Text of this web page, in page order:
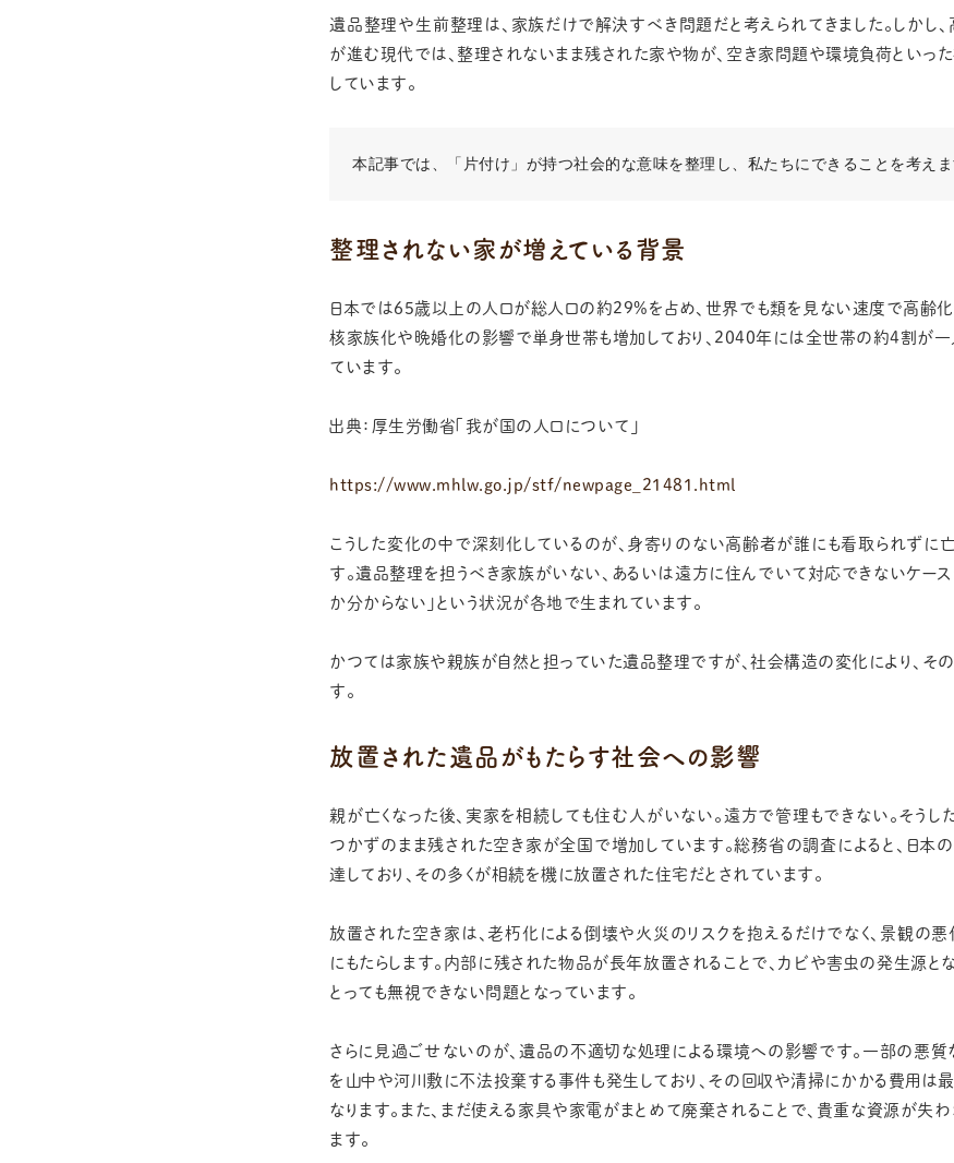
遺品整理や生前整理は、家族だけで解決すべき問題だと考えられてきました。しかし
が進む現代では、整理されないまま残された家や物が、空き家問題や環境負荷といっ
しています。
本記事では、「片付け」が持つ社会的な意味を整理し、私たちにできることを考えま
整理されない家が増えている背景
日本では65歳以上の人口が総人口の約29%を占め、世界でも類を見ない速度で高齢化
核家族化や晩婚化の影響で単身世帯も増加しており、2040年には全世帯の約4割が一
ています。
出典：厚生労働省「我が国の人口について」
https://www.mhlw.go.jp/stf/newpage_21481.html
こうした変化の中で深刻化しているのが、身寄りのない高齢者が誰にも看取られずに亡
す。遺品整理を担うべき家族がいない、あるいは遠方に住んでいて対応できないケース
か分からない」という状況が各地で生まれています。
かつては家族や親族が自然と担っていた遺品整理ですが、社会構造の変化により、そ
す。
放置された遺品がもたらす社会への影響
親が亡くなった後、実家を相続しても住む人がいない。遠方で管理もできない。そうし
つかずのまま残された空き家が全国で増加しています。総務省の調査によると、日本
達しており、その多くが相続を機に放置された住宅だとされています。
放置された空き家は、老朽化による倒壊や火災のリスクを抱えるだけでなく、景観の
にもたらします。内部に残された物品が長年放置されることで、カビや害虫の発生源と
とっても無視できない問題となっています。
さらに見過ごせないのが、遺品の不適切な処理による環境への影響です。一部の悪質
を山中や河川敷に不法投棄する事件も発生しており、その回収や清掃にかかる費用は
なります。また、まだ使える家具や家電がまとめて廃棄されることで、貴重な資源が失
ます。